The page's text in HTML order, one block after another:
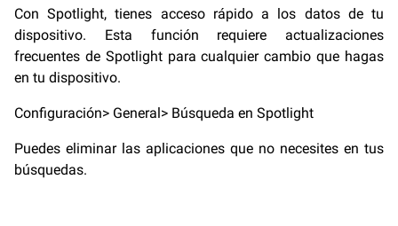
Con Spotlight, tienes acceso rápido a los datos de tu
dispositivo. Esta función requiere actualizaciones
frecuentes de Spotlight para cualquier cambio que hagas
en tu dispositivo.
Configuración> General> Búsqueda en Spotlight
Puedes eliminar las aplicaciones que no necesites en tus
búsquedas.